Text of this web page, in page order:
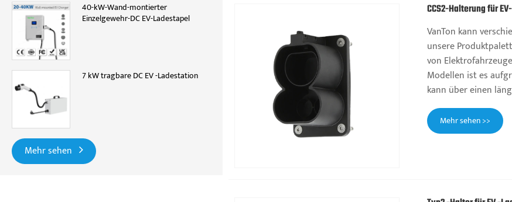
40-kW-Wand-montierter
Einzelgewehr-DC EV-Ladestapel
7 kW tragbare DC EV -Ladestation
Mehr sehen
CCS2-Halterung für
VanTon kann
unsere
von
Modellen ist es
kann über einen
Mehr sehen >>